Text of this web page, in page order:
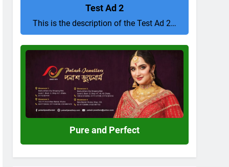
Test Ad 2
This is the description of the Test Ad 2…
Perfect
Pure and Perfect